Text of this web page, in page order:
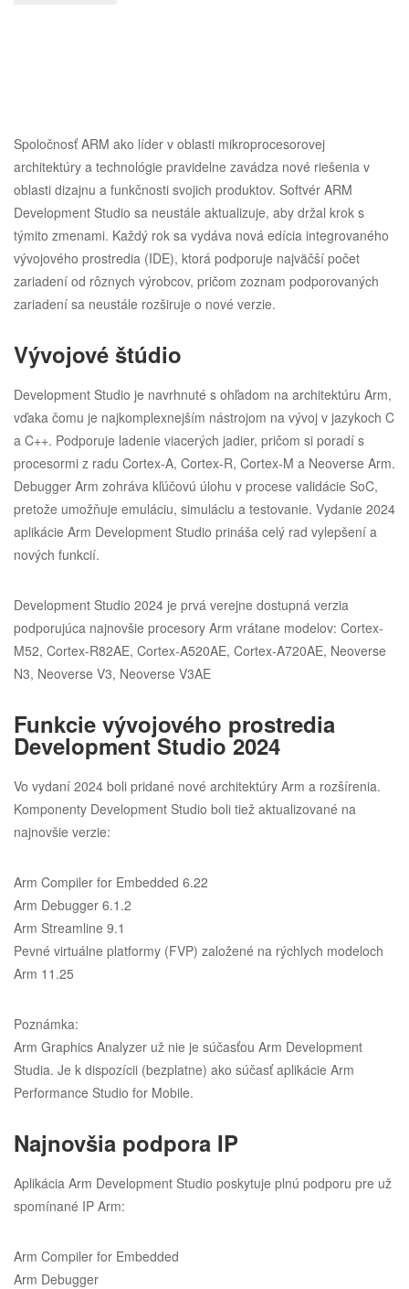
Spoločnosť ARM ako líder v oblasti mikroprocesorovej
architektúry a technológie pravidelne zavádza nové riešenia v
oblasti dizajnu a funkčnosti svojich produktov. Softvér ARM
Development Studio sa neustále aktualizuje, aby držal krok s
týmito zmenami. Každý rok sa vydáva nová edícia integrovaného
vývojového prostredia (IDE), ktorá podporuje najväčší počet
zariadení od rôznych výrobcov, pričom zoznam podporovaných
zariadení sa neustále rozširuje o nové verzie.
Vývojové štúdio
Development Studio je navrhnuté s ohľadom na architektúru Arm,
vďaka čomu je najkomplexnejším nástrojom na vývoj v jazykoch C
a C++. Podporuje ladenie viacerých jadier, pričom si poradí s
procesormi z radu Cortex-A, Cortex-R, Cortex-M a Neoverse Arm.
Debugger Arm zohráva kľúčovú úlohu v procese validácie SoC,
pretože umožňuje emuláciu, simuláciu a testovanie. Vydanie 2024
aplikácie Arm Development Studio prináša celý rad vylepšení a
nových funkcií.
Development Studio 2024 je prvá verejne dostupná verzia
podporujúca najnovšie procesory Arm vrátane modelov: Cortex-
M52, Cortex-R82AE, Cortex-A520AE, Cortex-A720AE, Neoverse
N3, Neoverse V3, Neoverse V3AE
Funkcie vývojového prostredia
Development Studio 2024
Vo vydaní 2024 boli pridané nové architektúry Arm a rozšírenia.
Komponenty Development Studio boli tiež aktualizované na
najnovšie verzie:
Arm Compiler for Embedded 6.22
Arm Debugger 6.1.2
Arm Streamline 9.1
Pevné virtuálne platformy (FVP) založené na rýchlych modeloch
Arm 11.25
Poznámka:
Arm Graphics Analyzer už nie je súčasťou Arm Development
Studia. Je k dispozícii (bezplatne) ako súčasť aplikácie Arm
Performance Studio for Mobile.
Najnovšia podpora IP
Aplikácia Arm Development Studio poskytuje plnú podporu pre už
spomínané IP Arm:
Arm Compiler for Embedded
Arm Debugger